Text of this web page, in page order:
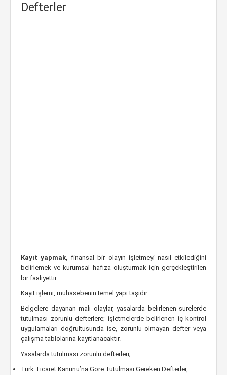
Defterler
Kayıt yapmak,finansal bir olayın işletmeyi nasıl etkilediğini
belirlemek ve kurumsal hafıza oluşturmak için gerçekleştirilen
bir faaliyettir.
Kayıt işlemi, muhasebenin temel yapı taşıdır.
Belgelere dayanan mali olaylar, yasalarda belirlenen sürelerde
tutulması zorunlu defterlere; işletmelerde belirlenen iç kontrol
uygulamaları doğrultusunda ise, zorunlu olmayan defter veya
çalışma tablolarına kayıtlanacaktır.
Yasalarda tutulması zorunlu defterleri;
Türk Ticaret Kanunu’na Göre Tutulması Gereken Defterler,